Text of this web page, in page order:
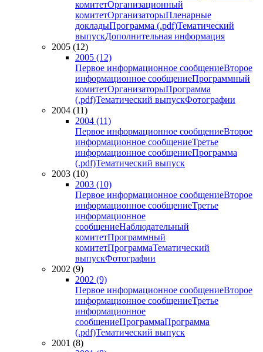
комитетОрганизационный
комитетОрганизаторыПленарные
докладыПрограмма (.pdf)Тематический
выпускДополнительная информация
2005 (12)
2005 (12)
Первое информационное сообщениеВторое
информационное сообщениеПрограммный
комитетОрганизаторыПрограмма
(.pdf)Тематический выпускФотографии
2004 (11)
2004 (11)
Первое информационное сообщениеВторое
информационное сообщениеТретье
информационное сообщениеПрограмма
(.pdf)Тематический выпуск
2003 (10)
2003 (10)
Первое информационное сообщениеВторое
информационное сообщениеТретье
информационное
сообщениеНаблюдательный
комитетПрограммный
комитетПрограммаТематический
выпускФотографии
2002 (9)
2002 (9)
Первое информационное сообщениеВторое
информационное сообщениеТретье
информационное
сообщениеПрограммаПрограмма
(.pdf)Тематический выпуск
2001 (8)